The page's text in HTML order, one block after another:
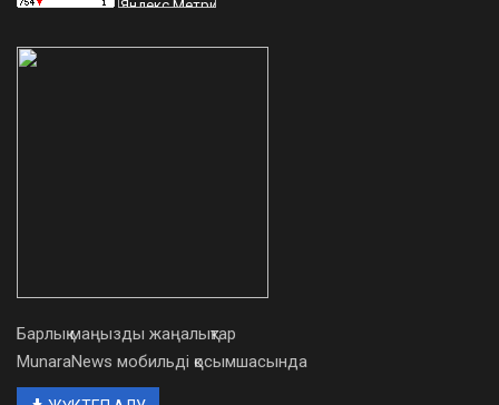
Барлық маңызды жаңалықтар
MunaraNews мобильді қосымшасында